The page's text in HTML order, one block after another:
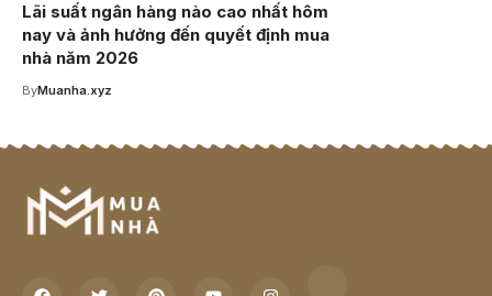
Lãi suất ngân hàng nào cao nhất hôm
nay và ảnh hưởng đến quyết định mua
nhà năm 2026
ByMuanha.xyz